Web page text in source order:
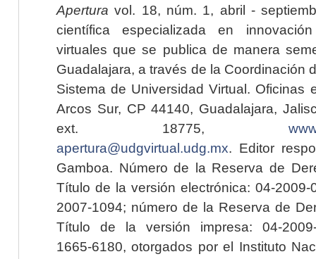
Apertura vol. 18, núm. 1, abril -
científica especializada en
virtuales que se publica de manera
Guadalajara, a través de la Coordinación
Sistema de Universidad Virtual. Oficinas
Arcos Sur, CP 44140, Guadalajara,
ext. 18775,
apertura@udgvirtual.udg.mx. Editor
Gamboa. Número de la Reserva de
Título de la versión electrónica: 04-2009-
2007-1094; número de la Reserva de
Título de la versión impresa: 04-2009-
1665-6180, otorgados por el Instituto